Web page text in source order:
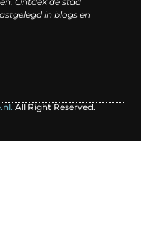
in blogs en
All Right Reserved.